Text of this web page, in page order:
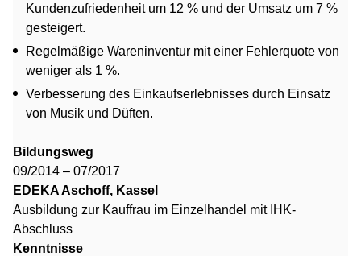
Kundenzufriedenheit um 12 % und der Umsatz um 7 %
gesteigert.
Regelmäßige Wareninventur mit einer Fehlerquote von
weniger als 1 %.
Verbesserung des Einkaufserlebnisses durch Einsatz
von Musik und Düften.
Bildungsweg
09/2014 – 07/2017
EDEKA Aschoff, Kassel
Ausbildung zur Kauffrau im Einzelhandel mit IHK-
Abschluss
Kenntnisse